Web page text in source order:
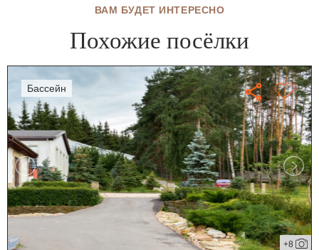
ВАМ БУДЕТ ИНТЕРЕСНО
Похожие посёлки
бассейн
+8